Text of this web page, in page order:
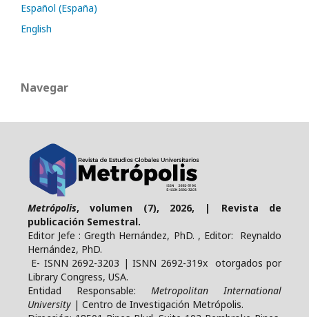
Español (España)
English
Navegar
Metrópolis, volumen (7), 2026, | Revista de
publicación Semestral.
Editor Jefe : Gregth Hernández, PhD. , Editor: Reynaldo
Hernández, PhD.
E- ISNN 2692-3203 | ISNN 2692-319x otorgados por
Library Congress, USA.
Entidad Responsable: Metropolitan International
University | Centro de Investigación Metrópolis.